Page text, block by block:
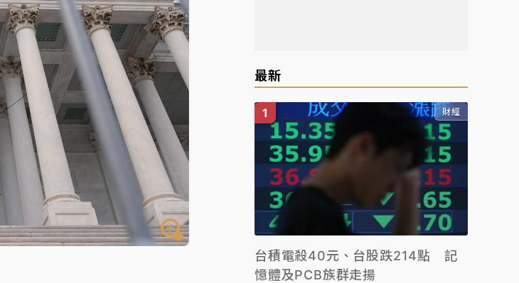
最新
財經
台積電殺40元、台股跌214點 記
憶體及PCB族群走揚